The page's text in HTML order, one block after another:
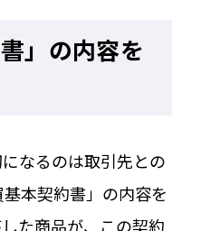
」の内容を
なるのは取引先との
本契約書」の内容を
た商品が、この契約